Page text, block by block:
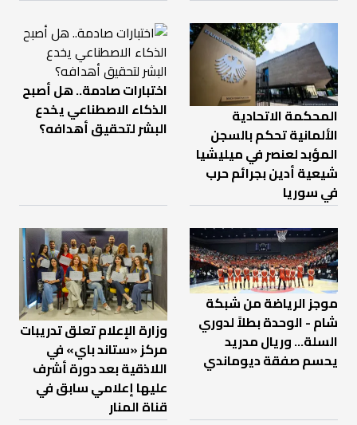
المحكمة الاتحادية
الألمانية تحكم بالسجن
المؤبد لعنصر في ميليشيا
شيعية أدين بجرائم حرب
في سوريا
اختبارات صادمة.. هل أصبح
الذكاء الاصطناعي يخدع
البشر لتحقيق أهدافه؟
موجز الرياضة من شبكة
شام - الوحدة بطلاً لدوري
السلة... وريال مدريد
يحسم صفقة ديوماندي
وزارة الإعلام تعلق تدريبات
مركز «ستاند باي» في
اللاذقية بعد دورة أشرف
عليها إعلامي سابق في
قناة المنار